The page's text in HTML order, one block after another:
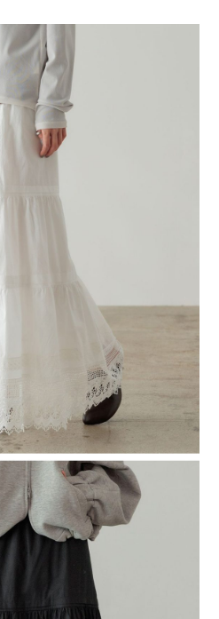
付你分期」於每月結算日後寄送繳費提
「超商條碼／台灣大直營門市／銀行轉
通路繳費。
公司」（以下簡稱本公司）所提供，讓
品或服務，並由商店將買賣／分期付款
用本公司帳單繳交帳款。
」之契約關係目的，商店將以您的個人
予台灣大哥大進項蒐集、處理及利用，
資料之確認、核對及更正。
再付款。
付」後，將跳轉至「AFTEE先享後付」
後，即可完成結帳。
費通知簡訊。
擊此簡訊中的連結，可透過四大超商／
款，方視為交易完成。
刻繳費，但若您需要取消訂單，請聯絡
之訂單仍視為有效，需透過AFTEE先享
付 」之結帳頁面顯示為準，若有關於
等相關疑問，請聯繫「AFTEE先享後付
供之「AFTEE先享後付」服務完成之交
人資料，並將交易相關給付款項請求債
以下網址：
https://aftee.tw/terms/#terms3
代理人或監護人之同意方可使用
辦者引起之損失，本公司不負相關責
依據個別帳號之用戶狀況，依本公司即
額度不足之情形，本公司將視審查結果
人資訊註冊。若發現惡意使用之情形，
用戶之使用額度並採取法律行動。
上)免運費
上)免運費
)免運費
)免運費
)免運費